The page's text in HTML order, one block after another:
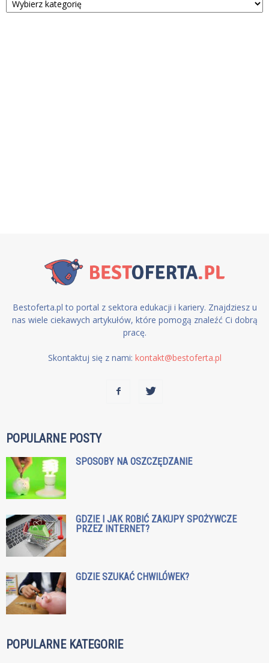
Bestoferta.pl to portal z sektora edukacji i kariery. Znajdziesz u
nas wiele ciekawych artykułów, które pomogą znaleźć Ci dobrą
pracę.
Skontaktuj się z nami: kontakt@bestoferta.pl
POPULARNE POSTY
SPOSOBY NA OSZCZĘDZANIE
GDZIE I JAK ROBIĆ ZAKUPY SPOŻYWCZE
PRZEZ INTERNET?
GDZIE SZUKAĆ CHWILÓWEK?
POPULARNE KATEGORIE